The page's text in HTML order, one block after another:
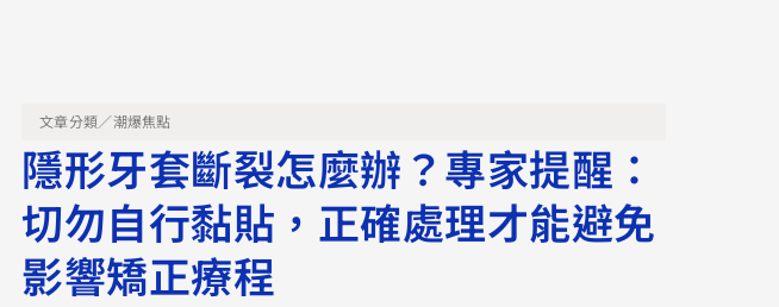
文章分類／潮爆焦點
隱形牙套斷裂怎麼辦？專家提醒：
切勿自行黏貼，正確處理才能避免
影響矯正療程